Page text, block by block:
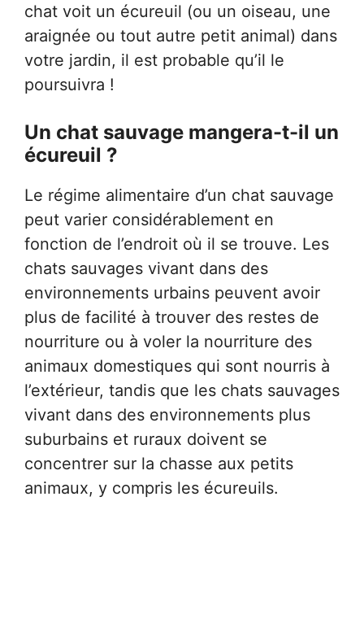
chat voit un écureuil (ou un oiseau, une
araignée ou tout autre petit animal) dans
votre jardin, il est probable qu’il le
poursuivra !
Un chat sauvage mangera-t-il un
écureuil ?
Le régime alimentaire d’un chat sauvage
peut varier considérablement en
fonction de l’endroit où il se trouve. Les
chats sauvages vivant dans des
environnements urbains peuvent avoir
plus de facilité à trouver des restes de
nourriture ou à voler la nourriture des
animaux domestiques qui sont nourris à
l’extérieur, tandis que les chats sauvages
vivant dans des environnements plus
suburbains et ruraux doivent se
concentrer sur la chasse aux petits
animaux, y compris les écureuils.